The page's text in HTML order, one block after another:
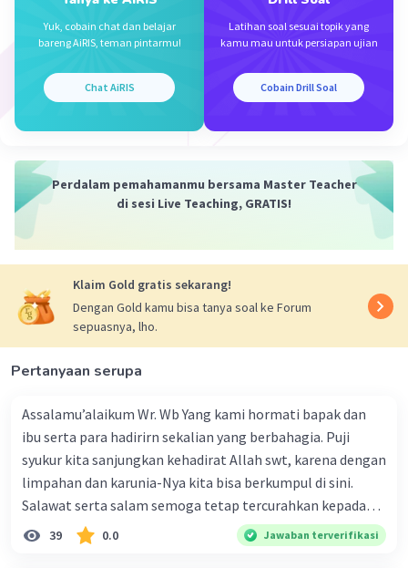
Yuk, cobain chat dan belajar
bareng AiRIS, teman pintarmu!
Chat AiRIS
Latihan soal sesuai topik yang
kamu mau untuk persiapan ujian
Cobain Drill Soal
Perdalam pemahamanmu bersama Master Teacher
di sesi Live Teaching, GRATIS!
Klaim Gold gratis sekarang!
Dengan Gold kamu bisa tanya soal ke Forum
sepuasnya, lho.
Pertanyaan serupa
Assalamu’alaikum Wr. Wb Yang kami hormati bapak dan
ibu serta para hadirirn sekalian yang berbahagia. Puji
syukur kita sanjungkan kehadirat Allah swt, karena dengan
limpahan dan karunia-Nya kita bisa berkumpul di sini.
Salawat serta salam semoga tetap tercurahkan kepada
junjungan Nabi besar Muhammad saw, karena beliau
menyiarkan agama yang haq, yakni agama islam, agama
39 0.0 Jawaban terverifikasi